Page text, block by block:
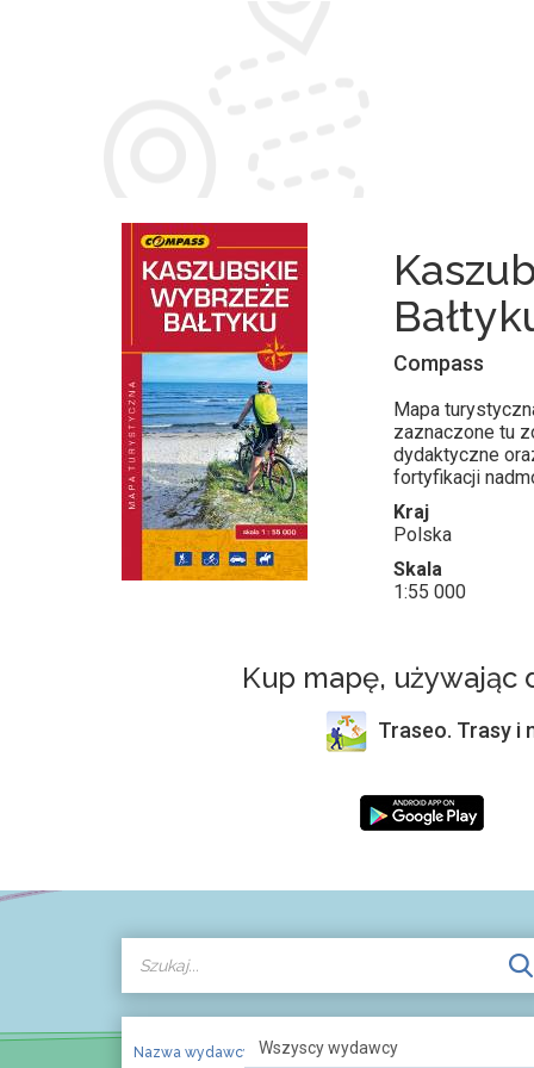
Compass
Mapa
zaznaczone tu
dydaktyczne
fortyfikacji
Kraj
Polska
Skala
1:55 000
Kup mapę,
Traseo. Trasy i
Nazwa wydawcy